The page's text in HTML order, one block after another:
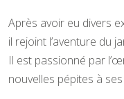
Après avoir eu divers
il rejoint l’aventure du
Il est passionné par
nouvelles pépites à